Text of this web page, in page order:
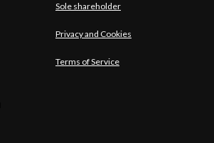
Sole shareholder
Privacy and Cookies
Terms of Service